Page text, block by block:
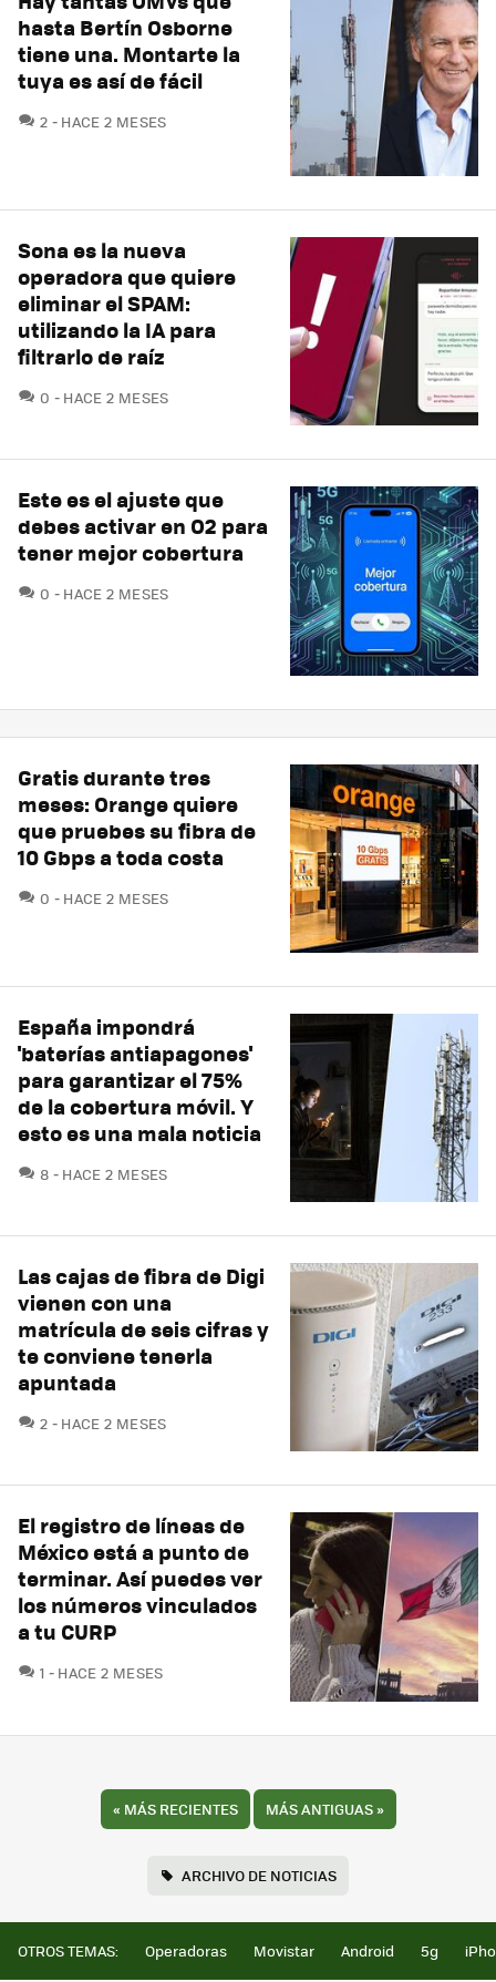
hasta Bertín Osborne
tiene una. Montarte la
tuya es así de fácil
2 COMENTARIOS
HACE 2 MESES
Sona es la nueva
operadora que quiere
eliminar el SPAM:
utilizando la IA para
filtrarlo de raíz
0 COMENTARIOS
HACE 2 MESES
Este es el ajuste que
debes activar en O2 para
tener mejor cobertura
0 COMENTARIOS
HACE 2 MESES
Gratis durante tres
meses: Orange quiere
que pruebes su fibra de
10 Gbps a toda costa
0 COMENTARIOS
HACE 2 MESES
España impondrá
'baterías antiapagones'
para garantizar el 75%
de la cobertura móvil. Y
esto es una mala noticia
8 COMENTARIOS
HACE 2 MESES
Las cajas de fibra de Digi
vienen con una
matrícula de seis cifras y
te conviene tenerla
apuntada
2 COMENTARIOS
HACE 2 MESES
El registro de líneas de
México está a punto de
terminar. Así puedes ver
los números vinculados
a tu CURP
1 COMENTARIOS
HACE 2 MESES
« MÁS RECIENTES MÁS ANTIGUAS»
ARCHIVO DE NOTICIAS
OTROS TEMAS: Operadoras Movistar Android 5g